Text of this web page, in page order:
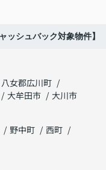
ッシュバック対象物件】
八女郡広川町
大牟田市
大川市
野中町
西町